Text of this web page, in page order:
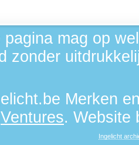
mag op
zonder
Merken
Ventures. Website
Ingelicht